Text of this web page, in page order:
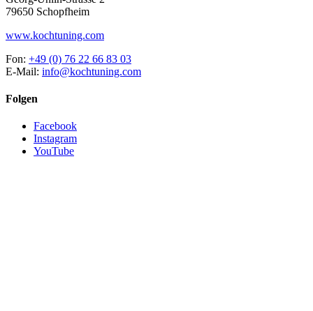
79650 Schopfheim
www.kochtuning.com
Fon: +49 (0) 76 22 66 83 03
E-Mail: info@kochtuning.com
Folgen
Facebook
Instagram
YouTube